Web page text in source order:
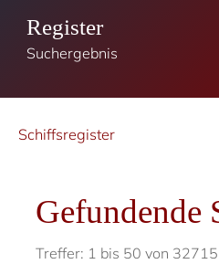
Register
Suchergebnis
Schiffsregister
Gefundende
Treffer: 1 bis 50 von 32715